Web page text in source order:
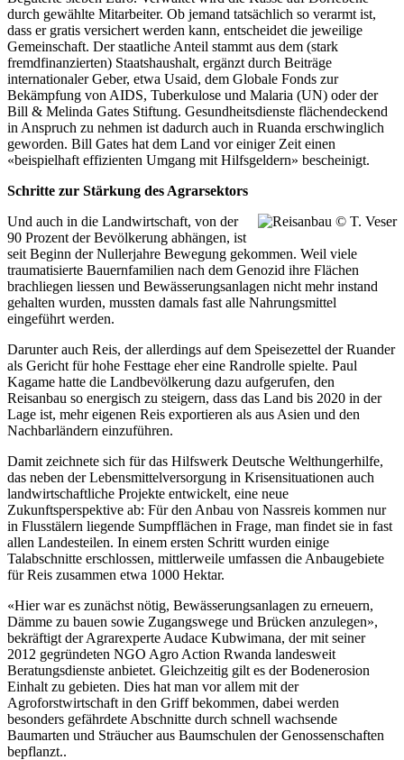
durch gewählte Mitarbeiter. Ob jemand tatsächlich so verarmt ist,
dass er gratis versichert werden kann, entscheidet die jeweilige
Gemeinschaft. Der staatliche Anteil stammt aus dem (stark
fremdfinanzierten) Staatshaushalt, ergänzt durch Beiträge
internationaler Geber, etwa Usaid, dem Globale Fonds zur
Bekämpfung von AIDS, Tuberkulose und Malaria (UN) oder der
Bill & Melinda Gates Stiftung. Gesundheitsdienste flächendeckend
in Anspruch zu nehmen ist dadurch auch in Ruanda erschwinglich
geworden. Bill Gates hat dem Land vor einiger Zeit einen
«beispielhaft effizienten Umgang mit Hilfsgeldern» bescheinigt.
Schritte zur Stärkung des Agrarsektors
Und auch in die Landwirtschaft, von der
90 Prozent der Bevölkerung abhängen, ist
seit Beginn der Nullerjahre Bewegung gekommen. Weil viele
traumatisierte Bauernfamilien nach dem Genozid ihre Flächen
brachliegen liessen und Bewässerungsanlagen nicht mehr instand
gehalten wurden, mussten damals fast alle Nahrungsmittel
eingeführt werden.
Darunter auch Reis, der allerdings auf dem Speisezettel der Ruander
als Gericht für hohe Festtage eher eine Randrolle spielte. Paul
Kagame hatte die Landbevölkerung dazu aufgerufen, den
Reisanbau so energisch zu steigern, dass das Land bis 2020 in der
Lage ist, mehr eigenen Reis exportieren als aus Asien und den
Nachbarländern einzuführen.
Damit zeichnete sich für das Hilfswerk Deutsche Welthungerhilfe,
das neben der Lebensmittelversorgung in Krisensituationen auch
landwirtschaftliche Projekte entwickelt, eine neue
Zukunftsperspektive ab: Für den Anbau von Nassreis kommen nur
in Flusstälern liegende Sumpfflächen in Frage, man findet sie in fast
allen Landesteilen. In einem ersten Schritt wurden einige
Talabschnitte erschlossen, mittlerweile umfassen die Anbaugebiete
für Reis zusammen etwa 1000 Hektar.
«Hier war es zunächst nötig, Bewässerungsanlagen zu erneuern,
Dämme zu bauen sowie Zugangswege und Brücken anzulegen»,
bekräftigt der Agrarexperte Audace Kubwimana, der mit seiner
2012 gegründeten NGO Agro Action Rwanda landesweit
Beratungsdienste anbietet. Gleichzeitig gilt es der Bodenerosion
Einhalt zu gebieten. Dies hat man vor allem mit der
Agroforstwirtschaft in den Griff bekommen, dabei werden
besonders gefährdete Abschnitte durch schnell wachsende
Baumarten und Sträucher aus Baumschulen der Genossenschaften
bepflanzt..